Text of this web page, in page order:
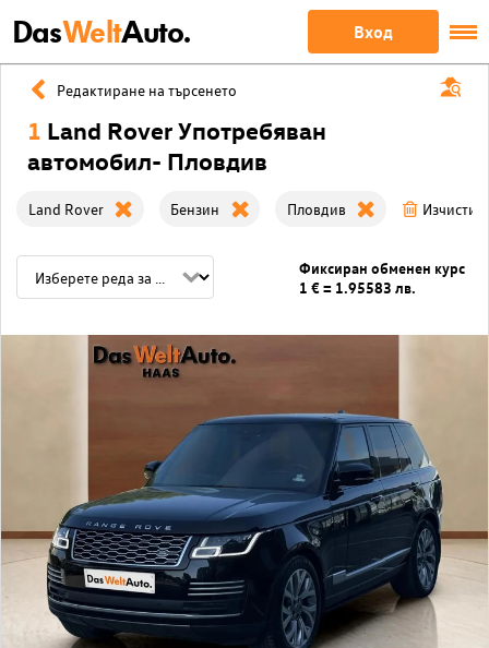
DasWeltAuto. Вход
Редактиране на търсенето
1 Land Rover Употребяван
автомобил- Пловдив
Land Rover Бензин Пловдив Изчисти
Фиксиран обменен курс
1 € = 1.95583 лв.